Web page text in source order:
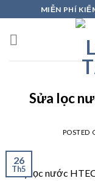
to
content
MIỄN PHÍ
Sửa lọc
POSTED
26
Th5
Máy lọc nước